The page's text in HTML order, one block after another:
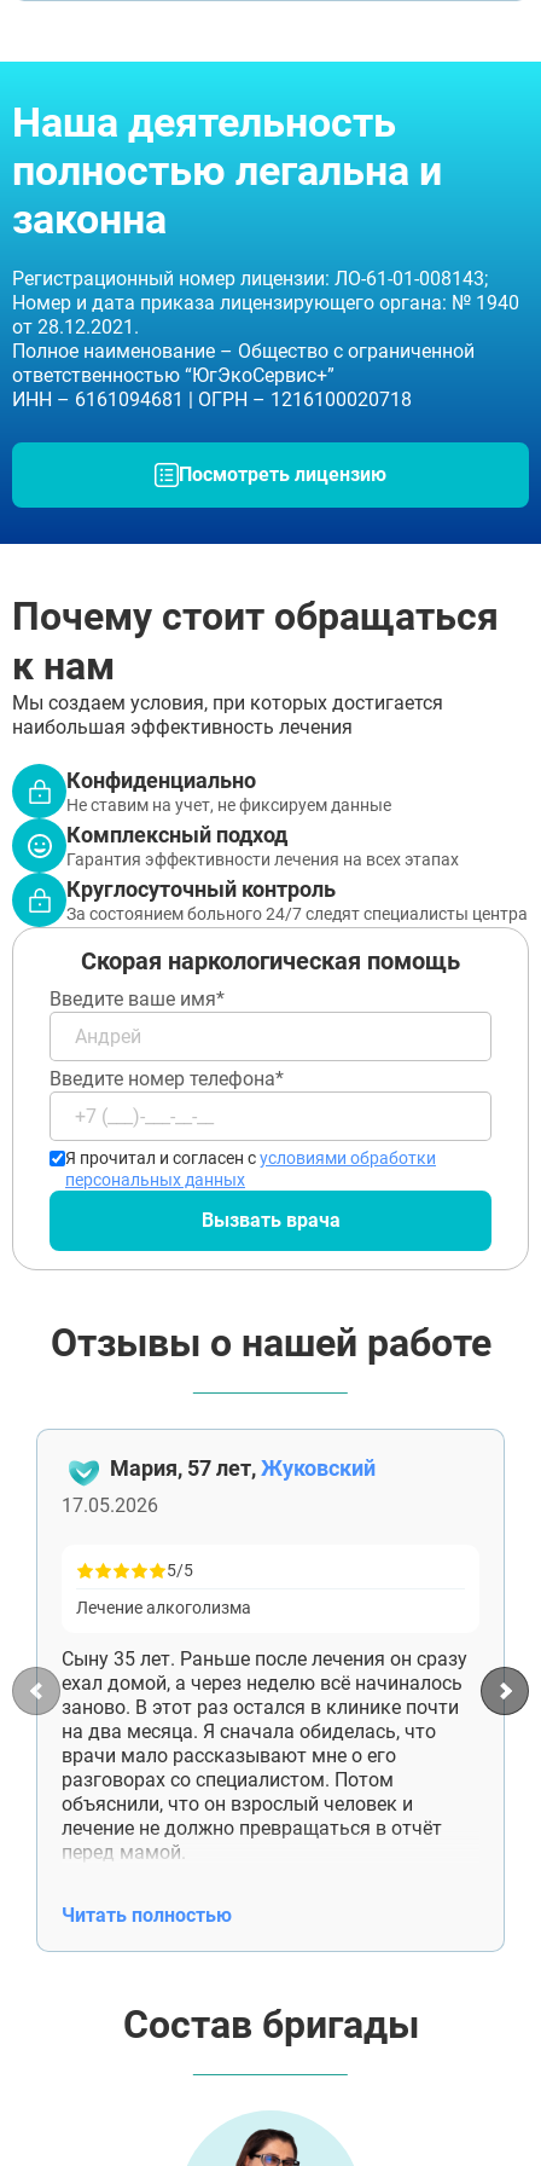
Наша деятельность
полностью легальна и
законна
Регистрационный номер лицензии: ЛО-61-01-008143;
Номер и дата приказа лицензирующего органа: № 1940
от 28.12.2021.
Полное наименование – Общество с ограниченной
ответственностью “ЮгЭкоСервис+”
ИНН – 6161094681 | ОГРН – 1216100020718
Посмотреть лицензию
Почему стоит обращаться
к нам
Мы создаем условия, при которых достигается
наибольшая эффективность лечения
Конфиденциально
Не ставим на учет, не фиксируем данные
Комплексный подход
Гарантия эффективности лечения на всех этапах
Круглосуточный контроль
За состоянием больного 24/7 следят специалисты центра
Скорая наркологическая помощь
Введите ваше имя*
Введите номер телефона*
Я прочитал и согласен сусловиями обработки
персональных данных
Вызвать врача
Отзывы о нашей работе
Мария, 57 лет,Жуковский
17.05.2026
5/5
Лечение алкоголизма
Сыну 35 лет. Раньше после лечения он сразу
ехал домой, а через неделю всё начиналось
заново. В этот раз остался в клинике почти
на два месяца. Я сначала обиделась, что
врачи мало рассказывают мне о его
разговорах со специалистом. Потом
объяснили, что он взрослый человек и
лечение не должно превращаться в отчёт
перед мамой.
Денег больше не просит. Недавно сам купил
отцу лекарства, хотя раньше даже не
поняла, что помощь — это не постоянные
проверки и спасение от каждой
Читать полностью
Состав бригады
Оставляя заявку Вы соглашаетесь с
политикой
Отправить
Отправить
Оставляя заявку Вы соглашаетесь с политикой
конфиденциальности
Ступино
Фрязино
Краснознаменск
Апрелевка
Протвино
Истра
Ликино-Дулёво
Можайск
Дедовск
Электрогорск
Луховицы
Красноармейск
Волоколамск
Кубинка
Рошаль
Хотьково
Зарайск
Куровское
Пущино
Черноголовка
Руза
Краснозаводск
Яхрома
Белоозёрский
Высоковск
Дрезна
Пересвет